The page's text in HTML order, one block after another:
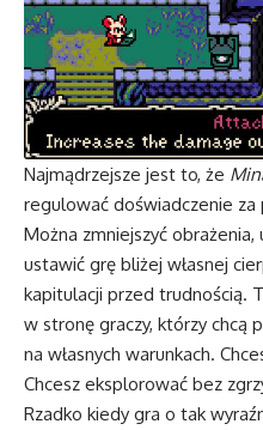
Najmądrzejsze jest to, że
regulować doświadczenie
Można zmniejszyć
ustawić grę bliżej własnej
kapitulacji przed trudnością.
w stronę graczy, którzy chcą
na własnych warunkach.
Chcesz eksplorować bez
Rzadko kiedy gra o tak